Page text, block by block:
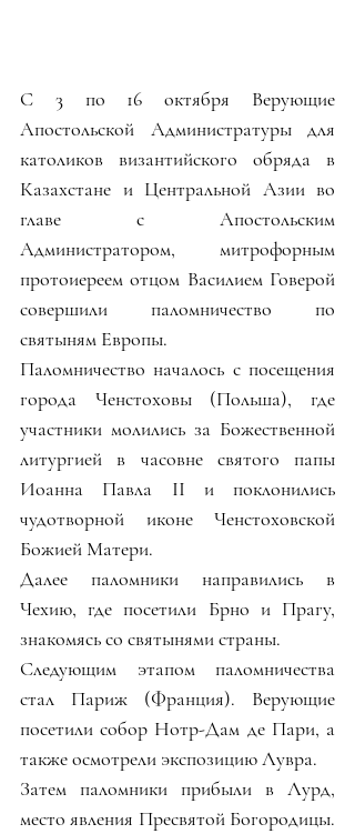
С 3 по 16 октября Верующие
Апостольской Администратуры для
католиков византийского обряда в
Казахстане и Центральной Азии во
главе с Апостольским
Администратором, митрофорным
протоиереем отцом Василием Говерой
совершили паломничество по
святыням Европы.
Паломничество началось с посещения
города Ченстоховы (Польша), где
участники молились за Божественной
литургией в часовне святого папы
Иоанна Павла II и поклонились
чудотворной иконе Ченстоховской
Божией Матери.
Далее паломники направились в
Чехию, где посетили Брно и Прагу,
знакомясь со святынями страны.
Следующим этапом паломничества
стал Париж (Франция). Верующие
посетили собор Нотр-Дам де Пари, а
также осмотрели экспозицию Лувра.
Затем паломники прибыли в Лурд,
место явления Пресвятой Богородицы.